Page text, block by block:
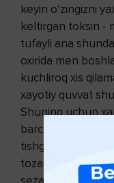
keyin o‘zingizni
keltirgan toksin -
tufayli ana
oxirida men
kuchliroq xis
xayotiy quvvat
Shuning uchun
barcha
tishga bosib
tozalanib